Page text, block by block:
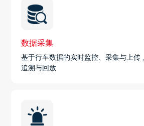
数据采集
基于行车数据的实时监控、采集与上传
追溯与回放